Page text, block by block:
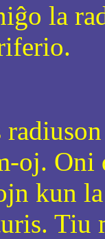
la
oj.
kun
Tiu